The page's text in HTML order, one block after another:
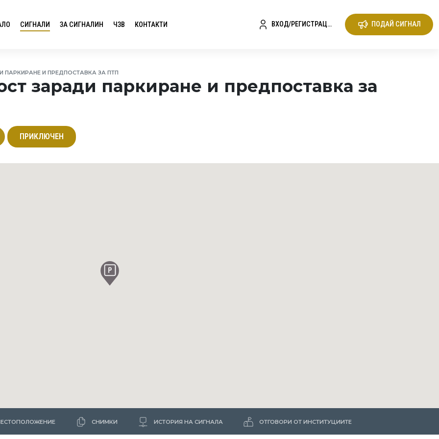
СИГНАЛИ ЗА СИГНАЛИН ЧЗВ КОНТАКТИ ВХОД/РЕГИСТРАЦИЯ ПОДАЙ СИГНАЛ
И ПРЕДПОСТАВКА ЗА ПТП
заради паркиране и предпоставка за
ПРИКЛЮЧЕН
СНИМКИ ИСТОРИЯ НА СИГНАЛА ОТГОВОРИ ОТ ИНСТИТУЦИИТЕ